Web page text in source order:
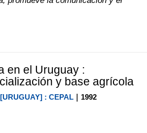
en el Uruguay :
y base agrícola
: CEPAL| 1992